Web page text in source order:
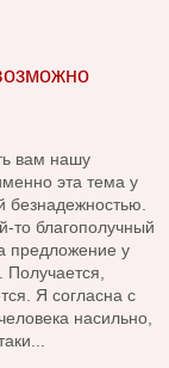
вам нашу
эта тема у
безнадежностью.
то благополучный
предложение у
Получается,
Я согласна с
насильно,